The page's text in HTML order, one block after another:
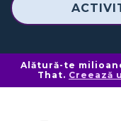
Alătură-te
That. Creează